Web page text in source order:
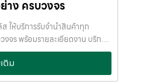
และไว้วางใจได้ พื้นที่บริการ
ค้าในหลายเขตกรุงเทพฯ เรามี
ดพร้าว เขต แจ้งวัฒนะ เขต สีลม
ขต บางนา ไม่ว่าคุณอยู่ในซอย
ย หรือใกล้แยกสีลม ช่องนนทรี
างแค รามอินทรา กม.8 หรือใกล้
าง ครบวงจร
ให้บริการรับจำนำสินค้าทุก
จร พร้อมรายละเอียดงาน บริการ
รในเขต ลาดพร้าว แจ้งวัฒนะ สีลม
รฐาน รวดเร็ว ปลอดภัย ให้ราคา
ำพลัส ให้บริการรับจำนำสินค้าทุก
ติม